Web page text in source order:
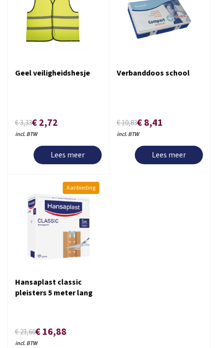
Geel veiligheidshesje
€ 3,33€ 2,72
incl. BTW
Lees meer
Verbanddoos school
€ 10,83€ 8,41
incl. BTW
Lees meer
Aanbieding
Hansaplast classic
pleisters 5 meter lang
€ 23,60€ 16,88
incl. BTW